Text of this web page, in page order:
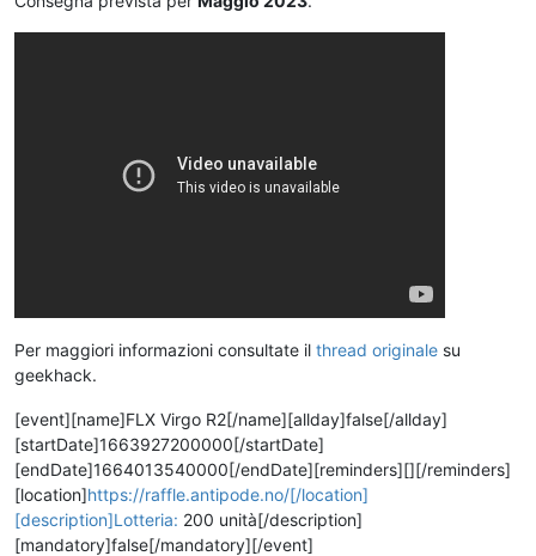
Per maggiori informazioni consultate il thread originale su
geekhack.
[event][name]FLX Virgo R2[/name][allday]false[/allday]
[startDate]1663927200000[/startDate]
[endDate]1664013540000[/endDate][reminders][][/reminders]
[location]https://raffle.antipode.no/[/location]
[description]Lotteria: 200 unità[/description]
[mandatory]false[/mandatory][/event]